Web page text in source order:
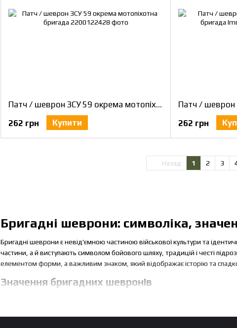
Бригадні шеврони: символіка,
Бригадні шеврони є невід'ємною частиною військової культури та
частини, а й виступають символом бойового шляху, традицій і честі
елементом форми, а важливим знаком, який відображає історію та
Значення бригадних шевронів
функцій військових шевронів можна виділити:
Патч / шеврон ЗСУ 59 окрема мотопіхотна бригада
262 грн
Купити
262 грн
Назад 1 2 3